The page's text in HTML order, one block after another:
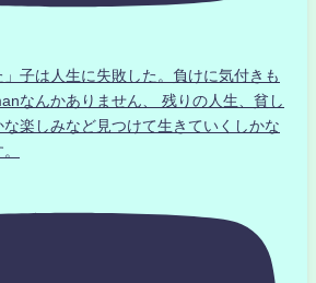
子は人生に失敗した。負けに気付きも
なんかありません、 残りの人生、貧し
な楽しみなど見つけて生きていくしかな